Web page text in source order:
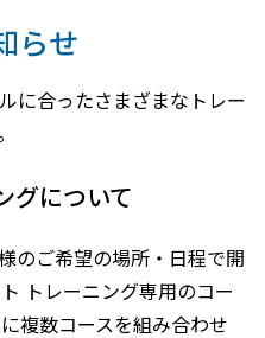
らせ
に合ったさまざまなトレー
グについて
のご希望の場所・日程で開
トレーニング専用のコー
複数コースを組み合わせ